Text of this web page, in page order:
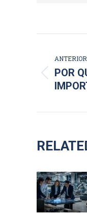
DE
POST:
ANTERIOR
Post
POR